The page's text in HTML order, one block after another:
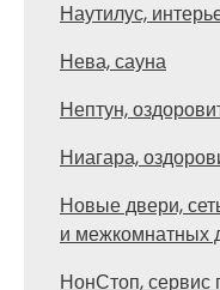
Наутилус,
Нева, сауна
Нептун,
Ниагара,
Новые двери,
и межкомнатных
НонСтоп, сервис